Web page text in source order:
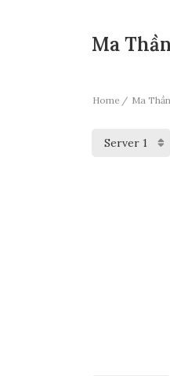
Ma
Home Ma